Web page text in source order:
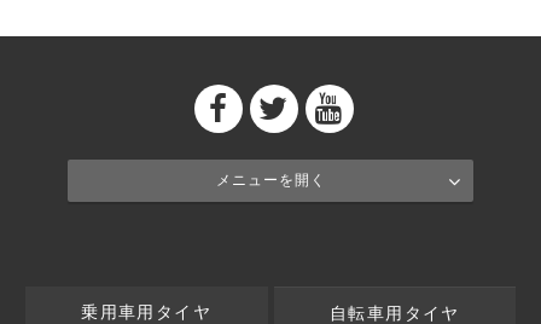
メニューを開く
乗用車用タイヤ 自転車用タイヤ